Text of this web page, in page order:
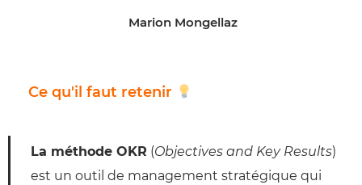
Marion Mongellaz
Ce qu'il faut retenir
La méthode OKR (Objectives and Key Results)
est un outil de management stratégique qui